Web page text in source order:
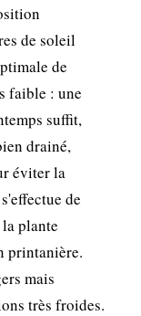
de soleil
de
faible : une
suffit,
drainé,
éviter la
de
plante
printanière.
mais
très froides.